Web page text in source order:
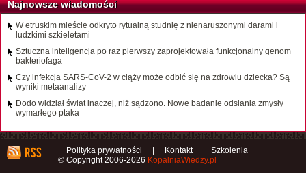
Najnowsze wiadomości
W etruskim mieście odkryto rytualną studnię z nienaruszonymi darami i
ludzkimi szkieletami
Sztuczna inteligencja po raz pierwszy zaprojektowała funkcjonalny genom
bakteriofaga
Czy infekcja SARS-CoV-2 w ciąży może odbić się na zdrowiu dziecka? Są
wyniki metaanalizy
Dodo widział świat inaczej, niż sądzono. Nowe badanie odsłania zmysły
wymarłego ptaka
Polityka prywatności Kontakt
Szkolenia
© Copyright 2006-2026 KopalniaWiedzy.pl